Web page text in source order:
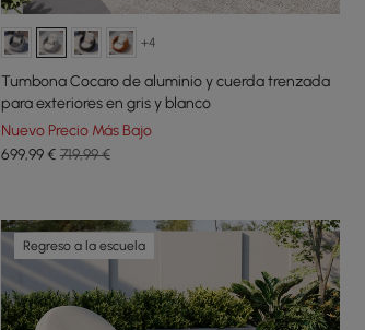
+4
Tumbona Cocaro de aluminio y cuerda trenzada
para exteriores en gris y blanco
Nuevo Precio Más Bajo
699,99€ 719,99 €
Regreso a la escuela